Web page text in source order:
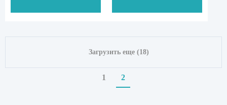
Длинномерные
Загрузить еще (18)
1 2